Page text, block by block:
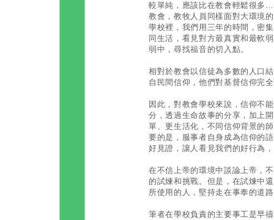
較單純，應該比在教會輕鬆很多
教會，教牧人員同樣面對大環境
學校裡，我們用三年的時間，密
同生活，看見對方最真實和最軟
弱中，尋找福音的切入點。
相對於教會以信徒為多數的人口
自民間信仰，他們對基督信仰完
因此，對教會學校來說，信仰不
分，透過生命故事的分享，加上
單、更生活化，不同信仰背景的
要的是，服事者自身成為信仰的
好見證，讓人看見我們的好行為
在不信上帝的環境中談論上帝，
的試煉和挑戰。但是，在試煉中
所使用的人，堅持走在事奉的道
筆者在學校負責的主要事工是早